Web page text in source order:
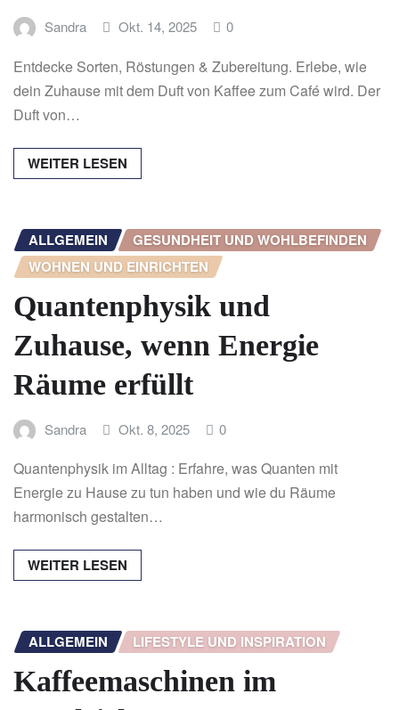
Sandra Okt. 14, 2025 0
Entdecke Sorten, Röstungen & Zubereitung. Erlebe, wie
dein Zuhause mit dem Duft von Kaffee zum Café wird. Der
Duft von…
WEITER LESEN
ALLGEMEIN
GESUNDHEIT UND WOHLBEFINDEN
WOHNEN UND EINRICHTEN
Quantenphysik und
Zuhause, wenn Energie
Räume erfüllt
Sandra Okt. 8, 2025 0
Quantenphysik im Alltag : Erfahre, was Quanten mit
Energie zu Hause zu tun haben und wie du Räume
harmonisch gestalten…
WEITER LESEN
ALLGEMEIN LIFESTYLE UND INSPIRATION
Kaffeemaschinen im